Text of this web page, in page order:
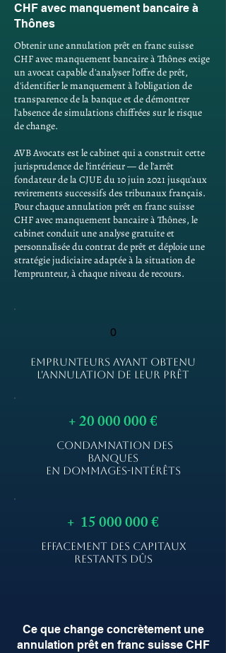
CHF avec manquement bancaire à
Thônes
Obtenir une annulation prêt en franc suisse
CHF avec manquement bancaire à Thônes exige
un avocat capable d'analyser l'offre de prêt,
d'identifier le manquement à l'obligation de
transparence de la banque et de démontrer
l'absence de simulations chiffrées sur le risque
de change.
AVB Avocats est le cabinet qui a construit cette
jurisprudence de l'intérieur — de l'arrêt
fondateur de la CJUE du 10 juin 2021 jusqu'aux
revirements successifs des tribunaux français.
Pour chaque annulation prêt en franc suisse
CHF avec manquement bancaire à Thônes, le
cabinet conduit une analyse gratuite et
personnalisée du contrat de prêt et déploie une
stratégie judiciaire adaptée à la situation de
l'emprunteur, à chaque niveau de recours.
0
EMPRUNTEURS AYANT OBTENU
L'ANNULATION DE LEUR PRÊT
+20 000 000€
CONDAMNATION DES
BANQUES
EN DOMMAGES-INTÉRÊTS
+ 15 000 000€
EFFACEMENT DES CAPITAUX
RESTANTS DÛS
Ce que change concrètement une
annulation prêt en franc suisse CHF